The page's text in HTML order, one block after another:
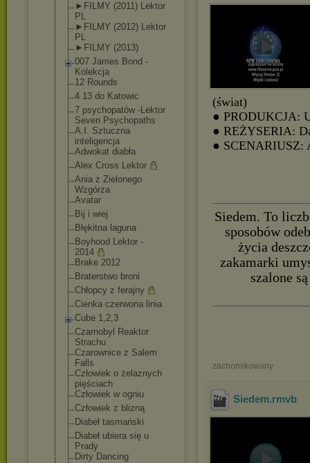
►FILMY (2011) Lektor
PL
►FILMY (2012) Lektor
PL
►FILMY (2013)
007 James Bond -
Kolekcja
12 Rounds
4 13 do Katowic
7 psychopatów -Lektor
Seven Psychopaths
A.I. Sztuczna
inteligencja
Adwokat diabła
Alex Cross Lektor
Ania z Zielonego
Wzgórza
Avatar
Bij i wiej
Błękitna laguna
Boyhood Lektor -
2014
Brake 2012
Braterstwo broni
Chłopcy z ferajny
Cienka czerwona linia
Cube 1,2,3
Czarnobyl Reaktor
Strachu
Czarownice z Salem
Falls
Człowiek o żelaznych
pięściach
Człowiek w ogniu
Człowiek z blizną
Diabeł tasmański
Diabeł ubiera się u
Prady
Dirty Dancing
(świat)
● PRODUKCJA:
● REŻYSERIA:
● SCENARIUSZ:
Siedem. To
sposobów
życia
zakamarki
szalone
zachomikowany
Siedem.rmvb